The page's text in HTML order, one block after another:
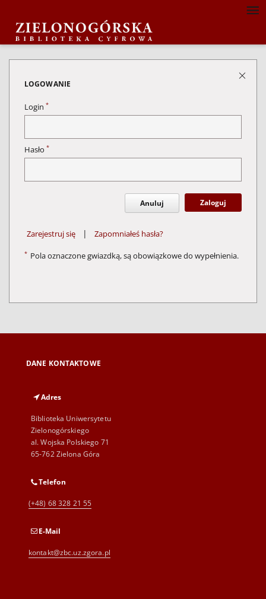
LOGOWANIE
Login *
Hasło *
Anuluj Zaloguj
Zarejestruj się | Zapomniałeś hasła?
* Pola oznaczone gwiazdką, są obowiązkowe do wypełnienia.
DANE KONTAKTOWE
Adres
Biblioteka Uniwersytetu
Zielonogórskiego
al. Wojska Polskiego 71
65-762 Zielona Góra
Telefon
(+48) 68 328 21 55
E-Mail
kontakt@zbc.uz.zgora.pl